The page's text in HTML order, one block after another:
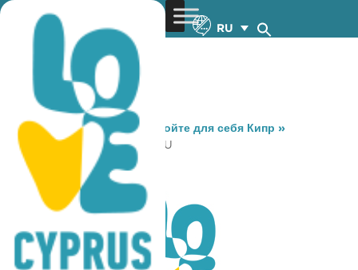
RU
You are here: Home »Откройте для себя Кипр »
Gastronomy
» KOUTOUROU
KOUTOUROU